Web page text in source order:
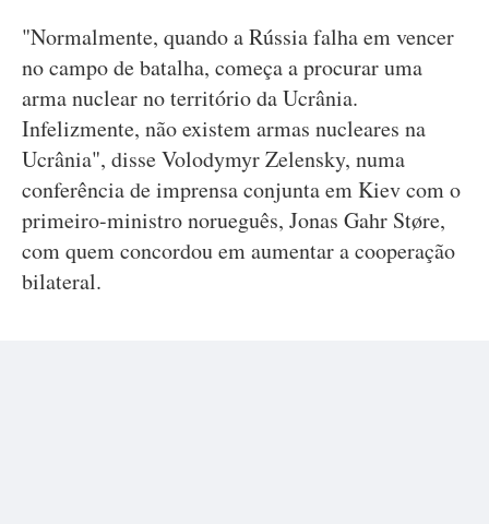
"Normalmente, quando a Rússia falha em vencer
no campo de batalha, começa a procurar uma
arma nuclear no território da Ucrânia.
Infelizmente, não existem armas nucleares na
Ucrânia", disse Volodymyr Zelensky, numa
conferência de imprensa conjunta em Kiev com o
primeiro-ministro norueguês, Jonas Gahr Støre,
com quem concordou em aumentar a cooperação
bilateral.